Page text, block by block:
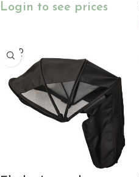
Login to see prices
SOLD
OUT